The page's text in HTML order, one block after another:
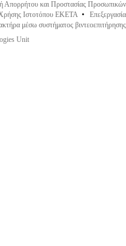
Απορρήτου και Προστασίας Προσωπικών
Ιστοτόπου ΕΚΕΤΑ • Επεξεργασία
μέσω συστήματος βιντεοεπιτήρησης
Unit